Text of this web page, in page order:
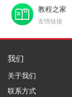
教程之家
友情链接
我们
关于我们
联系方式